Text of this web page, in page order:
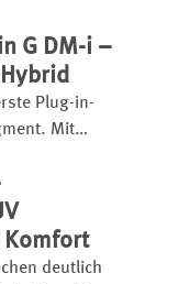
G DM-i –
Plug-in-
Mit
er bis zu
Komfort
deutlich